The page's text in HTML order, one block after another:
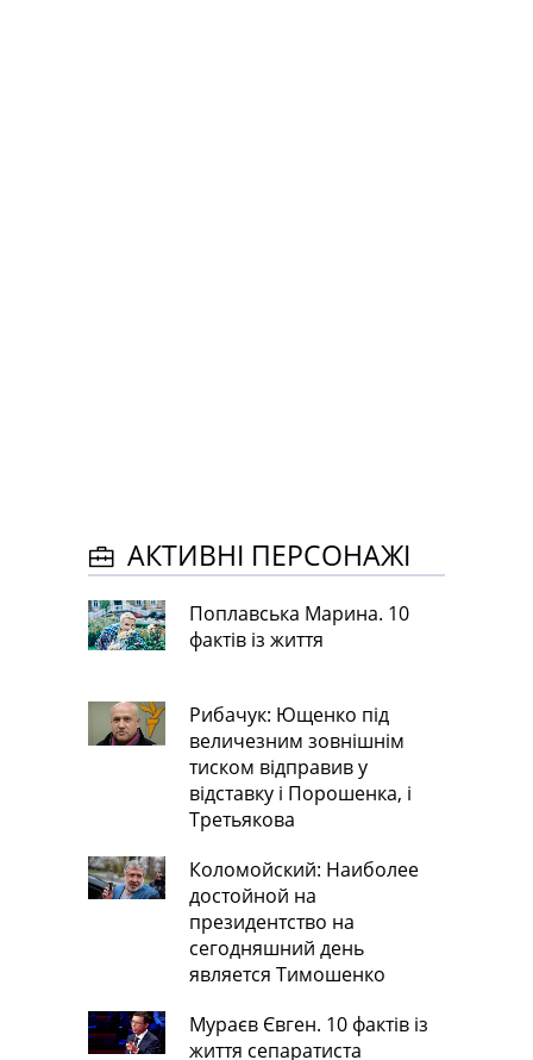
АКТИВНІ ПЕРСОНАЖІ
Поплавська Марина. 10
фактів із життя
Рибачук: Ющенко під
величезним зовнішнім
тиском відправив у
відставку і Порошенка, і
Третьякова
Коломойский: Наиболее
достойной на
президентство на
сегодняшний день
является Тимошенко
Мураєв Євген. 10 фактів із
життя сепаратиста